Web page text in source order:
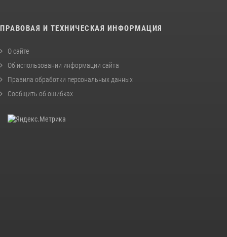
ПРАВОВАЯ И ТЕХНИЧЕСКАЯ ИНФОРМАЦИЯ
О сайте
Об использовании информации сайта
Правила обработки персональных данных
Сообщить об ошибках